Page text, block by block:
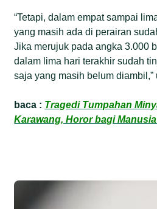
“Tetapi, dalam empat sampai
yang masih ada di perairan
Jika merujuk pada angka 3.000
dalam lima hari terakhir sudah
saja yang masih belum diambil,”
baca : Tragedi Tumpahan
Karawang, Horor bagi